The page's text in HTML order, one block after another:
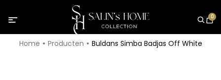
0
Home Producten Buldans Simba Badjas Off White